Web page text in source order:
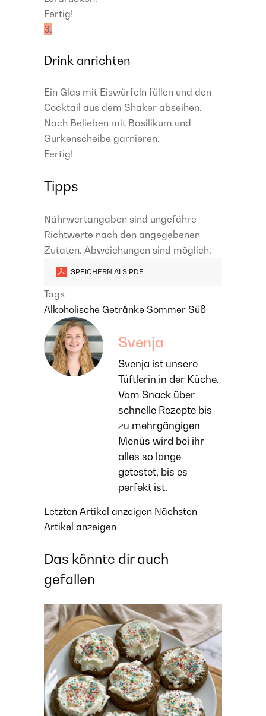
Fertig!
3.
Drink anrichten
Ein Glas mit Eiswürfeln füllen und den
Cocktail aus dem Shaker abseihen.
Nach Belieben mit Basilikum und
Gurkenscheibe garnieren.
Fertig!
Tipps
Nährwertangaben sind ungefähre
Richtwerte nach den angegebenen
Zutaten. Abweichungen sind möglich.
SPEICHERN ALS PDF
Tags
Alkoholische Getränke Sommer Süß
Svenja
Svenja ist unsere
Tüftlerin in der Küche.
Vom Snack über
schnelle Rezepte bis
zu mehrgängigen
Menüs wird bei ihr
alles so lange
getestet, bis es
perfekt ist.
Letzten Artikel anzeigen Nächsten
Artikel anzeigen
Das könnte dir auch
gefallen